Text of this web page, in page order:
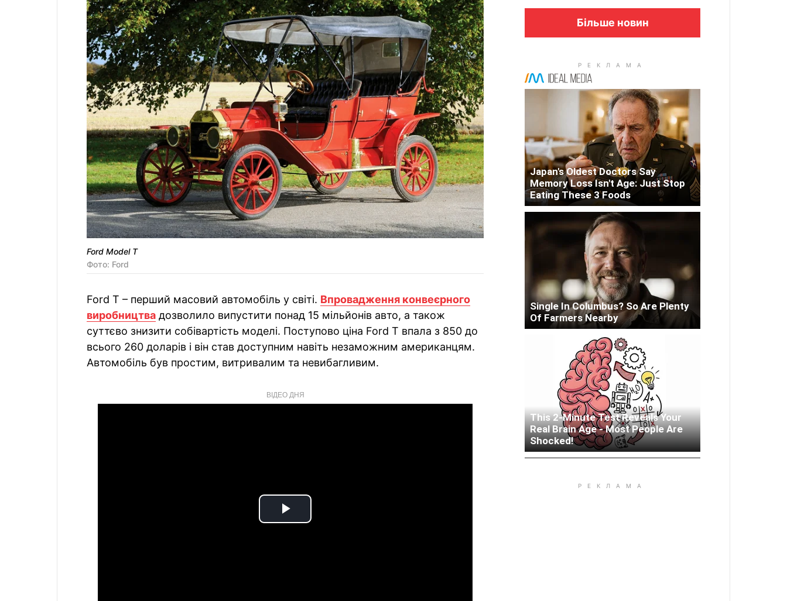
Ford Model T
Фото: Ford
Ford T – перший масовий автомобіль у світі. Впровадження конвеєрного
виробництва дозволило випустити понад 15 мільйонів авто, а також
суттєво знизити собівартість моделі. Поступово ціна Ford T впала з 850 до
всього 260 доларів і він став доступним навіть незаможним американцям.
Автомобіль був простим, витривалим та невибагливим.
ВІДЕО ДНЯ
Play
Більше новин
Japan's Oldest Doctors Say
Memory Loss Isn't Age: Just Stop
Eating These 3 Foods
Single In Columbus? So Are Plenty
Of Farmers Nearby
This 2-Minute Test Reveals Your
Real Brain Age - Most People Are
Shocked!
Woman Lives In Garage - Don't
Judge Until You Peek Inside